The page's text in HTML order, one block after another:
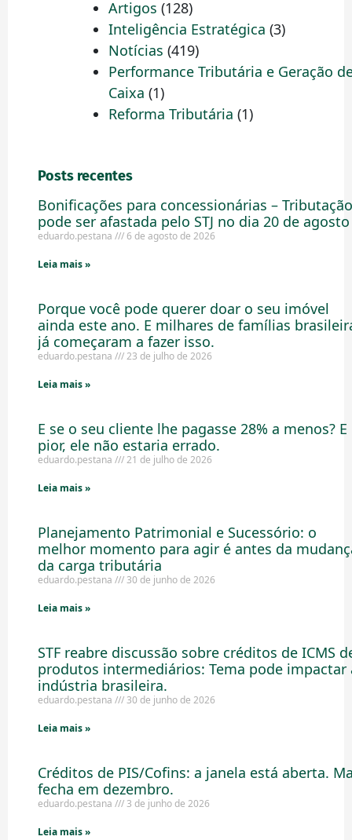
Artigos (128)
Inteligência Estratégica (3)
Notícias (419)
Performance Tributária e Geração
Caixa (1)
Reforma Tributária (1)
Posts recentes
Bonificações para concessionárias – Tributação
pode ser afastada pelo STJ no dia 20 de agosto
eduardo.pestana 6 de agosto de 2026
Leia mais »
Porque você pode querer doar o seu imóvel
ainda este ano. E milhares de famílias
já começaram a fazer isso.
eduardo.pestana 23 de julho de 2026
Leia mais »
E se o seu cliente lhe pagasse 28% a menos? E
pior, ele não estaria errado.
eduardo.pestana 21 de julho de 2026
Leia mais »
Planejamento Patrimonial e Sucessório: o
melhor momento para agir é antes da
da carga tributária
eduardo.pestana 30 de junho de 2026
Leia mais »
STF reabre discussão sobre créditos de ICMS
produtos intermediários: Tema pode impactar
indústria brasileira.
eduardo.pestana 30 de junho de 2026
Leia mais »
Créditos de PIS/Cofins: a janela está aberta.
fecha em dezembro.
eduardo.pestana 3 de junho de 2026
Leia mais »